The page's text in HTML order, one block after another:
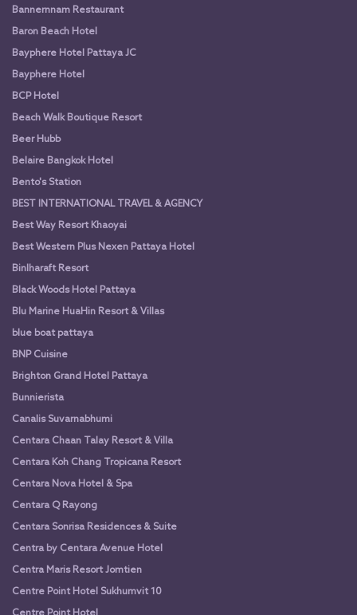
Bannernnam Restaurant
Baron Beach Hotel
Bayphere Hotel Pattaya JC
Bayphere Hotel
BCP Hotel
Beach Walk Boutique Resort
Beer Hubb
Belaire Bangkok Hotel
Bento's Station
BEST INTERNATIONAL TRAVEL & AGENCY
Best Way Resort Khaoyai
Best Western Plus Nexen Pattaya Hotel
Binlharaft Resort
Black Woods Hotel Pattaya
Blu Marine HuaHin Resort & Villas
blue boat pattaya
BNP Cuisine
Brighton Grand Hotel Pattaya
Bunnierista
Canalis Suvarnabhumi
Centara Chaan Talay Resort & Villa
Centara Koh Chang Tropicana Resort
Centara Nova Hotel & Spa
Centara Q Rayong
Centara Sonrisa Residences & Suite
Centra by Centara Avenue Hotel
Centra Maris Resort Jomtien
Centre Point Hotel Sukhumvit 10